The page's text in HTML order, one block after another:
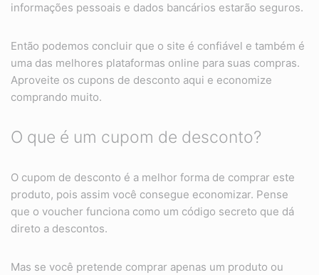
informações pessoais e dados bancários estarão seguros.
Então podemos concluir que o site é confiável e também é
uma das melhores plataformas online para suas compras.
Aproveite os cupons de desconto aqui e economize
comprando muito.
O que é um cupom de desconto?
O cupom de desconto é a melhor forma de comprar este
produto, pois assim você consegue economizar. Pense
que o voucher funciona como um código secreto que dá
direto a descontos.
Mas se você pretende comprar apenas um produto ou